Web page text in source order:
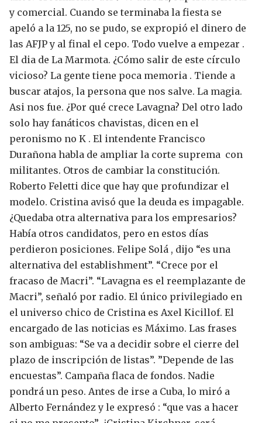
y comercial. Cuando se terminaba la fiesta se
apeló a la 125, no se pudo, se expropió el dinero de
las AFJP y al final el cepo. Todo vuelve a empezar .
El dia de La Marmota. ¿Cómo salir de este círculo
vicioso? La gente tiene poca memoria . Tiende a
buscar atajos, la persona que nos salve. La magia.
Asi nos fue. ¿Por qué crece Lavagna? Del otro lado
solo hay fanáticos chavistas, dicen en el
peronismo no K . El intendente Francisco
Durañona habla de ampliar la corte suprema con
militantes. Otros de cambiar la constitución.
Roberto Feletti dice que hay que profundizar el
modelo. Cristina avisó que la deuda es impagable.
¿Quedaba otra alternativa para los empresarios?
Había otros candidatos, pero en estos días
perdieron posiciones. Felipe Solá , dijo “es una
alternativa del establishment”. “Crece por el
fracaso de Macri”. “Lavagna es el reemplazante de
Macri”, señaló por radio. El único privilegiado en
el universo chico de Cristina es Axel Kicillof. El
encargado de las noticias es Máximo. Las frases
son ambiguas: “Se va a decidir sobre el cierre del
plazo de inscripción de listas”. ”Depende de las
encuestas”. Campaña flaca de fondos. Nadie
pondrá un peso. Antes de irse a Cuba, lo miró a
Alberto Fernández y le expresó : “que vas a hacer